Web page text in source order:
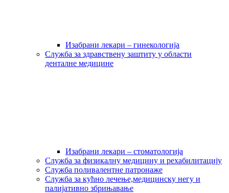
Изабрани лекари – гинекологија
Служба за здравствену заштиту у области
денталне медицине
Изабрани лекари – стоматологија
Служба за физикалну медицину и рехабилитацију
Служба поливалентне патронаже
Служба за кућно лечење,медицинску негу и
палијативно збрињавање